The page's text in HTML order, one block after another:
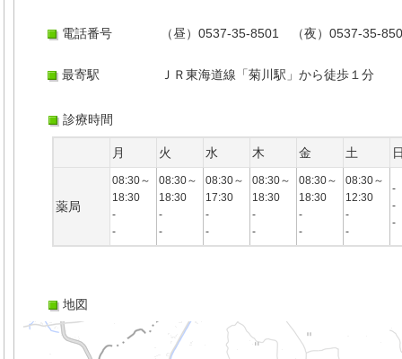
電話番号 （昼）0537-35-8501 （夜）0537-35-
最寄駅 ＪＲ東海道線「菊川駅」から徒歩１分
診療時間
月 火 水 木 金 土
薬局
08:30～
18:30
-
-
08:30～
18:30
-
-
08:30～
17:30
-
-
08:30～
18:30
-
-
08:30～
18:30
-
-
08:30～
12:30
-
-
-
-
-
地図